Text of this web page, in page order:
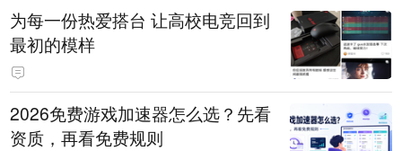
为每一份热爱搭台 让高校电竞回到
最初的模样
2026免费游戏加速器怎么选？先看
资质，再看免费规则